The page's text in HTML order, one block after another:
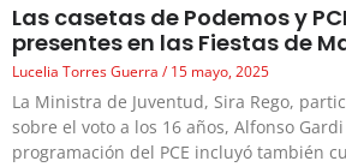
Las casetas de Podemos y
presentes en las Fiestas de
Lucelia Torres Guerra 15 mayo, 2025
La Ministra de Juventud, Sira Rego,
sobre el voto a los 16 años, Alfonso
programación del PCE incluyó también